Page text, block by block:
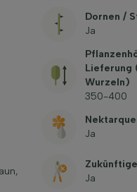
Dornen /
Ja
Lieferung
Wurzeln)
350-400
Ja
Ja